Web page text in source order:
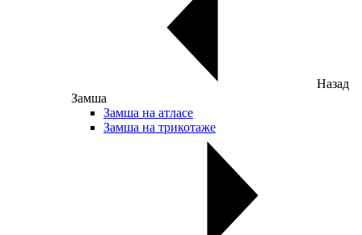
Назад
Замша
Замша на атласе
Замша на трикотаже